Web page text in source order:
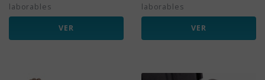
laborables
VER
laborables
VER